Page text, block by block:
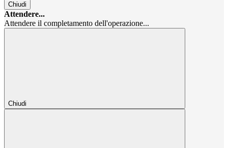
Chiudi
Attendere...
Attendere il completamento dell'operazione...
Chiudi